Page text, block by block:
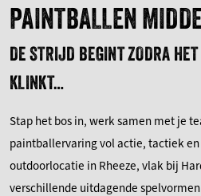
PAINTBALLEN
DE STRIJD BEGINT ZODRA
KLINKT…
Stap het bos in, werk samen met je
paintballervaring vol actie, tactiek en
outdoorlocatie in Rheeze, vlak bij
verschillende uitdagende